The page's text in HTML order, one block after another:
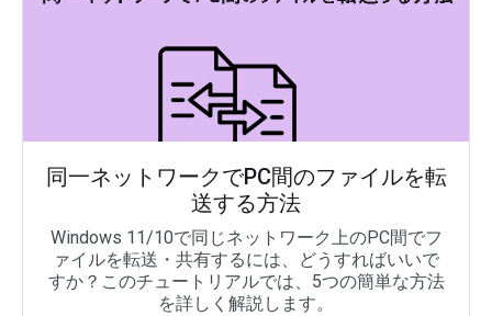
同一ネットワークでPC間のファイルを転
送する方法
Windows 11/10で同じネットワーク上のPC間でフ
ァイルを転送・共有するには、どうすればいいで
すか？このチュートリアルでは、5つの簡単な方法
を詳しく解説します。